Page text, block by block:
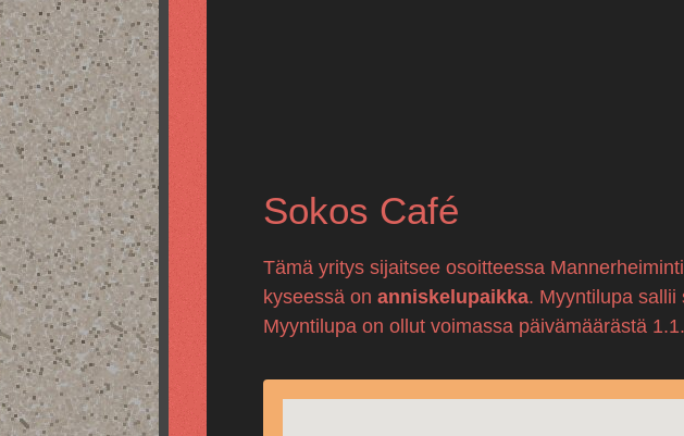
Sokos Café
Tämä yritys sijaitsee osoitteessa
kyseessä onanniskelupaikka. Myyntilupa sallii
Myyntilupa on ollut voimassa päivämäärästä